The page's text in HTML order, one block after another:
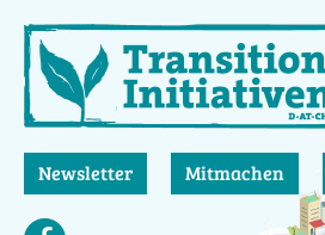
zum
Inhalt
Newsletter Mitmachen